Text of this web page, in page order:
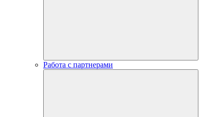
Работа с партнерами